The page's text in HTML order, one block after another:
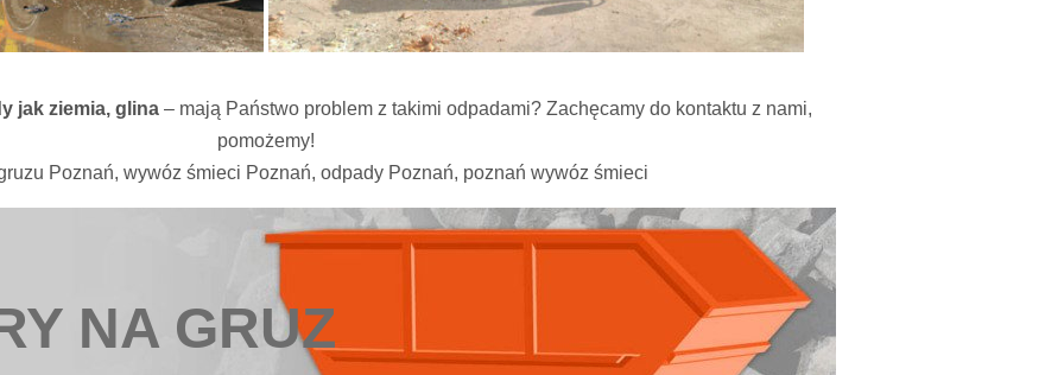
jak ziemia, glina– mają Państwo problem z takimi odpadami? Zachęcamy do kontaktu z nami,
pomożemy!
Poznań, wywóz śmieci Poznań, odpady Poznań, poznań wywóz śmieci
NA GRUZ
ŚMIECI